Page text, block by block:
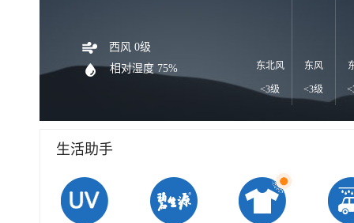
西风 0级
相对湿度 75%
东北风
<3级
东风
<3级
生活助手